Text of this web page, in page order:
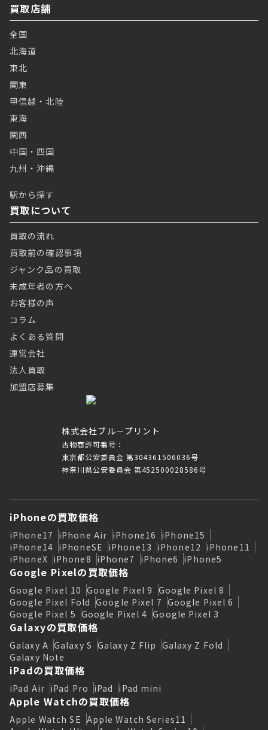
株式会社ブループリント
古物商許可番号：
東京都公安委員会 第304361506036号
神奈川県公安委員会 第452500028586号
買取店舗
全国
北海道
東北
関東
甲信越・北陸
東海
関西
中国・四国
九州・沖縄
駅から探す
買取について
買取の流れ
買取前の確認事項
ジャンク品の買取
未成年者の方へ
お客様の声
コラム
よくある質問
運営会社
法人買取
加盟店募集
iPhoneの買取価格
iPhone17 iPhone Air iPhone16 iPhone15
iPhone14 iPhoneSE iPhone13 iPhone12 iPhone11
iPhoneX iPhone8 iPhone7 iPhone6 iPhone5
Google Pixelの買取価格
Google Pixel 10 Google Pixel 9 Google Pixel 8
Google Pixel Fold Google Pixel 7 Google Pixel 6
Google Pixel 5 Google Pixel 4 Google Pixel 3
Galaxyの買取価格
Galaxy A Galaxy S Galaxy Z Flip Galaxy Z Fold
Galaxy Note
iPadの買取価格
iPad Air iPad Pro iPad iPad mini
Apple Watchの買取価格
Apple Watch SE Apple Watch Series11